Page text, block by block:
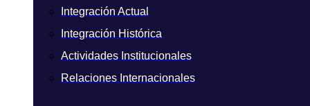
Integración Actual
Integración Histórica
Actividades Institucionales
Relaciones Internacionales